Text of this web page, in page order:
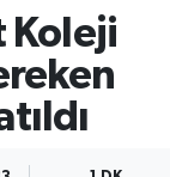
Koleji